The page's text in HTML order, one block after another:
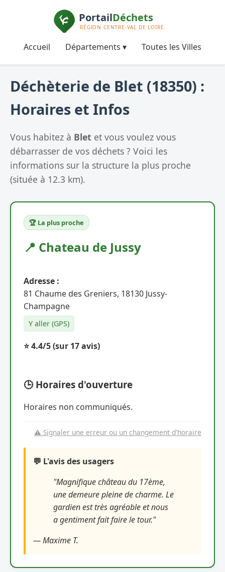
Accueil Départements ▾ Toutes les Villes
Déchèterie de Blet (18350) :
Horaires et Infos
Vous habitez à Blet et vous voulez vous
débarrasser de vos déchets ? Voici les
informations sur la structure la plus proche
(située à 12.3 km).
🏆 La plus proche
📍 Chateau de Jussy
Adresse :
81 Chaume des Greniers, 18130 Jussy-
Champagne
Y aller (GPS)
⭐ 4.4/5(sur 17 avis)
🕒 Horaires d'ouverture
Horaires non communiqués.
⚠️ Signaler une erreur ou un changement d'horaire
💬 L'avis des usagers
"Magnifique château du 17ème,
une demeure pleine de charme. Le
gardien est très agréable et nous
a gentiment fait faire le tour."
— Maxime T.